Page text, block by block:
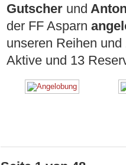
Gutscher und
der FF Asparn
unseren Reihen
Aktive und 13